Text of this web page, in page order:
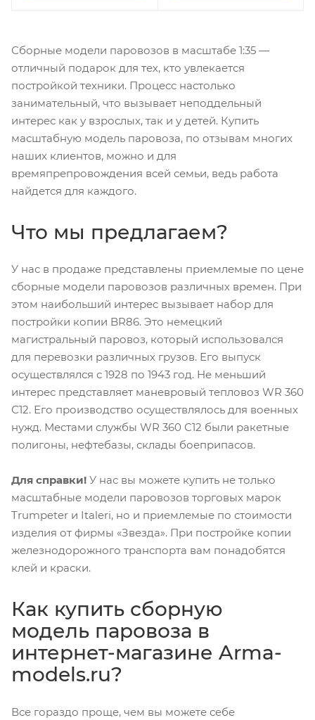
Сборные модели паровозов в масштабе 1:35 —
отличный подарок для тех, кто увлекается
постройкой техники. Процесс настолько
занимательный, что вызывает неподдельный
интерес как у взрослых, так и у детей. Купить
масштабную модель паровоза, по отзывам многих
наших клиентов, можно и для
времяпрепровождения всей семьи, ведь работа
найдется для каждого.
Что мы предлагаем?
У нас в продаже представлены приемлемые по цене
сборные модели паровозов различных времен. При
этом наибольший интерес вызывает набор для
постройки копии BR86. Это немецкий
магистральный паровоз, который использовался
для перевозки различных грузов. Его выпуск
осуществлялся с 1928 по 1943 год. Не меньший
интерес представляет маневровый тепловоз WR 360
С12. Его производство осуществлялось для военных
нужд. Местами службы WR 360 С12 были ракетные
полигоны, нефтебазы, склады боеприпасов.
Для справки! У нас вы можете купить не только
масштабные модели паровозов торговых марок
Trumpeter и Italeri, но и приемлемые по стоимости
изделия от фирмы «Звезда». При постройке копии
железнодорожного транспорта вам понадобятся
клей и краски.
Как купить сборную
модель паровоза в
интернет-магазине Arma-
models.ru?
Все гораздо проще, чем вы можете себе